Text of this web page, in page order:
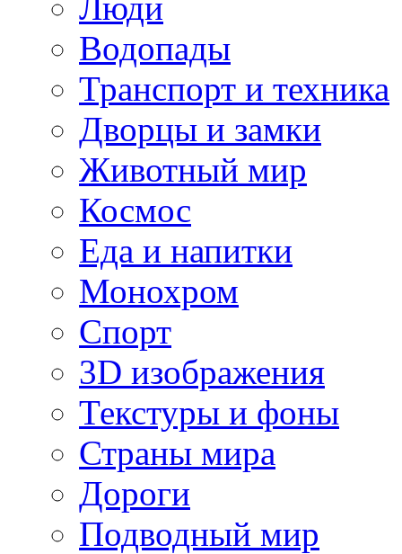
Водопады
Транспорт и техника
Дворцы и замки
Животный мир
Космос
Еда и напитки
Монохром
Спорт
3D изображения
Текстуры и фоны
Страны мира
Дороги
Подводный мир